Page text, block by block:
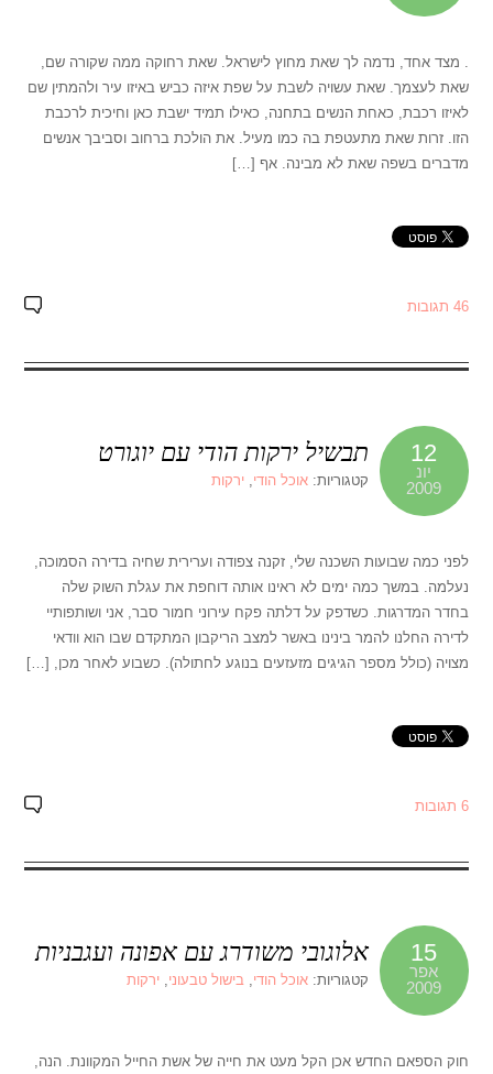
. מצד אחד, נדמה לך שאת מחוץ לישראל. שאת רחוקה ממה שקורה שם,
שאת לעצמך. שאת עשויה לשבת על שפת איזה כביש באיזו עיר ולהמתין שם
לאיזו רכבת, כאחת הנשים בתחנה, כאילו תמיד ישבת כאן וחיכית לרכבת
הזו. זרות שאת מתעטפת בה כמו מעיל. את הולכת ברחוב וסביבך אנשים
מדברים בשפה שאת לא מבינה. אף […]
46 תגובות
12
יונ
2009
תבשיל ירקות הודי עם יוגורט
קטגוריות:אוכל הודי,ירקות
לפני כמה שבועות השכנה שלי, זקנה צפודה וערירית שחיה בדירה הסמוכה,
נעלמה. במשך כמה ימים לא ראינו אותה דוחפת את עגלת השוק שלה
בחדר המדרגות. כשדפק על דלתה פקח עירוני חמור סבר, אני ושותפותיי
לדירה החלנו להמר בינינו באשר למצב הריקבון המתקדם שבו הוא וודאי
מצויה (כולל מספר הגיגים מזעזעים בנוגע לחתולה). כשבוע לאחר מכן, […]
6 תגובות
15
אפר
2009
אלוגובי משודרג עם אפונה ועגבניות
קטגוריות:אוכל הודי,בישול טבעוני,ירקות
חוק הספאם החדש אכן הקל מעט את חייה של אשת החייל המקוונת. הנה,